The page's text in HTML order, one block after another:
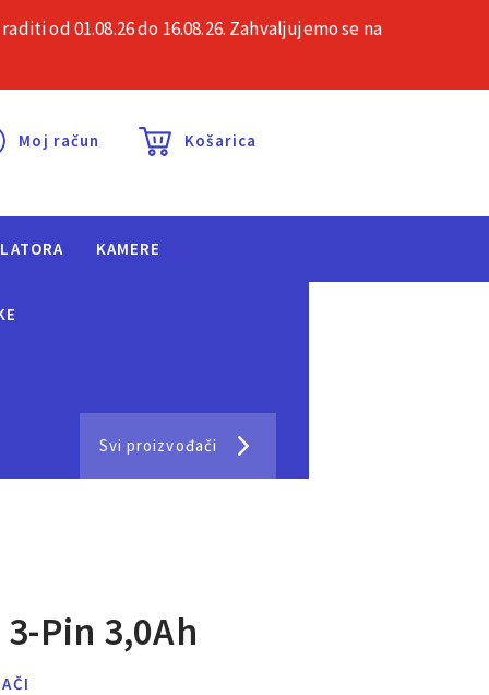
pitanja Kontakt
Moj račun Košarica
KAMERE
Svi proizvođači
Pin 3,0Ah
od 01.08.26 do 16.08.26. Zahvaljujemo se na